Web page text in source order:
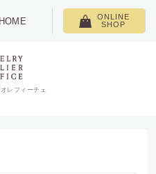
HOME
ONLINE
SHOP
レフィーチェ